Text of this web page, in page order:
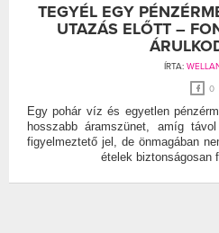
TEGYÉL EGY
UTAZÁS ELŐTT –
ÍRTA:
0
Egy pohár víz és egyetlen
hosszabb áramszünet, amíg
figyelmeztető jel, de önmagában
ételek biztonságosan